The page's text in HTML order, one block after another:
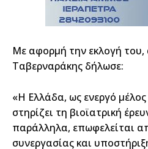
Με αφορμή την εκλογή του,
Ταβερναράκης δήλωσε:
«Η Ελλάδα, ως ενεργό
στηρίζει τη βιοϊατρική
παράλληλα, επωφελείται
συνεργασίας και